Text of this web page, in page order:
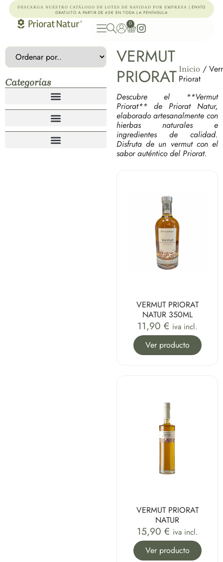
DESCARGA NUESTRO CATÁLOGO DE LOTES DE NAVIDAD POR EMPRESA | ENVÍO
GRATUITO A PARTIR DE 60€ EN TODA LA PENÍNSULA
0
Categorías
VERMUT
PRIORAT Inicio /
Priorat
Descubre el **Vermut
Priorat** de Priorat Natur,
elaborado artesanalmente con
hierbas naturales e
ingredientes de calidad.
Disfruta de un vermut con el
sabor auténtico del Priorat.
VERMUT PRIORAT
NATUR 350ML
11,90 € iva incl.
Ver producto
VERMUT PRIORAT
NATUR
15,90 € iva incl.
Ver producto